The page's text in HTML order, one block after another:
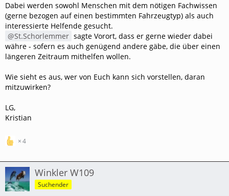
Dabei werden sowohl Menschen mit dem nötigen Fachwissen
(gerne bezogen auf einen bestimmten Fahrzeugtyp) als auch
interessierte Helfende gesucht.
St.Schorlemmer sagte Vorort, dass er gerne wieder dabei
währe - sofern es auch genügend andere gäbe, die über einen
längeren Zeitraum mithelfen wollen.
Wie sieht es aus, wer von Euch kann sich vorstellen, daran
mitzuwirken?
LG,
Kristian
4
Winkler W109
Suchender